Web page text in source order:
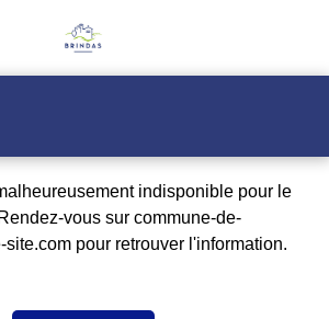
indisponible pour le
vous sur commune-de-
site.compour retrouver l'information.